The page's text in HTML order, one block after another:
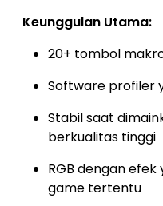
Keunggulan Utama:
20+ tombol
Software profiler
Stabil saat
berkualitas tinggi
RGB dengan efek
game tertentu